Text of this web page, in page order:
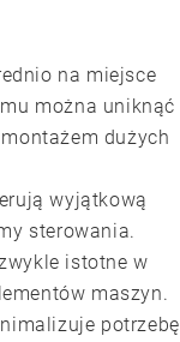
na miejsce
można uniknąć
dużych
wyjątkową
sterowania.
istotne w
maszyn.
potrzebę